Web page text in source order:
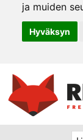
ja muiden
Hyväksyn